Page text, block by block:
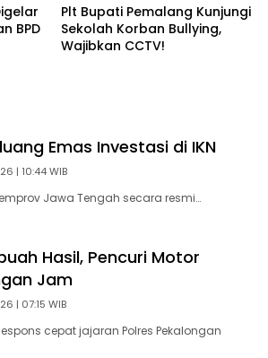
BPD
Plt Bupati Pemalang Kunjungi
Sekolah Korban Bullying,
Wajibkan CCTV!
Emas Investasi di IKN
| 10:44 WIB
Jawa Tengah secara resmi…
Hasil, Pencuri Motor
Jam
| 07:15 WIB
Respons cepat jajaran Polres Pekalongan